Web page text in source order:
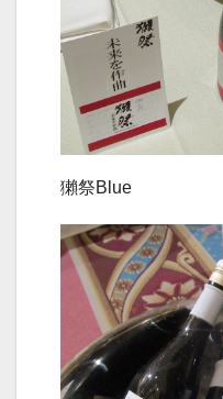
獺祭Blue